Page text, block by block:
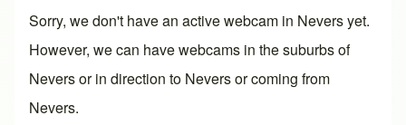
Sorry, we don't have an active webcam in Nevers yet.
However, we can have webcams in the suburbs of
Nevers or in direction to Nevers or coming from
Nevers.